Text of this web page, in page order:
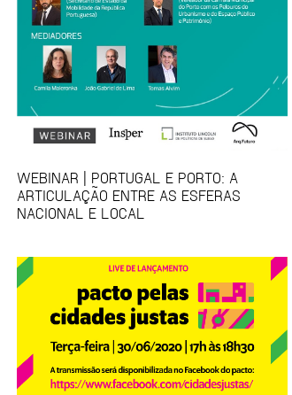
WEBINAR | PORTUGAL E PORTO: A
ARTICULAÇÃO ENTRE AS ESFERAS
NACIONAL E LOCAL